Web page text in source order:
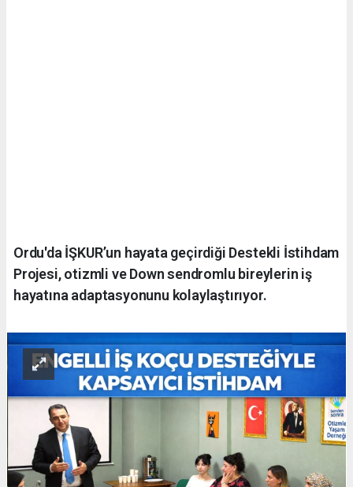
Ordu'da İŞKUR’un hayata geçirdiği Destekli İstihdam
Projesi, otizmli ve Down sendromlu bireylerin iş
hayatına adaptasyonunu kolaylaştırıyor.